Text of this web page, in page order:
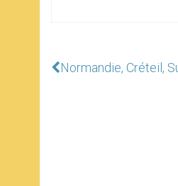
Normandie, Créteil,